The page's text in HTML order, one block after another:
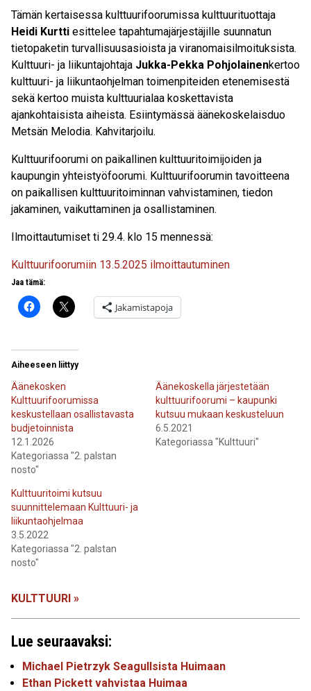
Tämän kertaisessa kulttuurifoorumissa kulttuurituottaja
Heidi Kurtti esittelee tapahtumajärjestäjille suunnatun
tietopaketin turvallisuusasioista ja viranomaisilmoituksista.
Kulttuuri- ja liikuntajohtaja Jukka-Pekka Pohjolainenkertoo
kulttuuri- ja liikuntaohjelman toimenpiteiden etenemisestä
sekä kertoo muista kulttuurialaa koskettavista
ajankohtaisista aiheista. Esiintymässä äänekoskelaisduo
Metsän Melodia. Kahvitarjoilu.
Kulttuurifoorumi on paikallinen kulttuuritoimijoiden ja
kaupungin yhteistyöfoorumi. Kulttuurifoorumin tavoitteena
on paikallisen kulttuuritoiminnan vahvistaminen, tiedon
jakaminen, vaikuttaminen ja osallistaminen.
Ilmoittautumiset ti 29.4. klo 15 mennessä:
Kulttuurifoorumiin 13.5.2025 ilmoittautuminen
Jaa tämä:
Jakamistapoja
Aiheeseen liittyy
Äänekosken
Kulttuurifoorumissa
keskustellaan osallistavasta
budjetoinnista
12.1.2026
Kategoriassa "2. palstan
nosto"
Äänekoskella järjestetään
kulttuurifoorumi – kaupunki
kutsuu mukaan keskusteluun
6.5.2021
Kategoriassa "Kulttuuri"
Kulttuuritoimi kutsuu
suunnittelemaan Kulttuuri- ja
liikuntaohjelmaa
3.5.2022
Kategoriassa "2. palstan
nosto"
KULTTUURI »
Lue seuraavaksi:
Michael Pietrzyk Seagullsista Huimaan
Ethan Pickett vahvistaa Huimaa